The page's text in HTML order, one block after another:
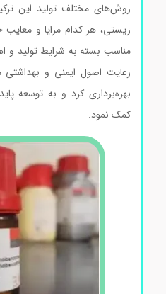
روش‌های مختلف تولید این
زیستی، هر کدام مزایا و معایب
مناسب بسته به شرایط تولید و
رعایت اصول ایمنی و بهداشتی
بهره‌برداری کرد و به توسعه
کمک نمود.